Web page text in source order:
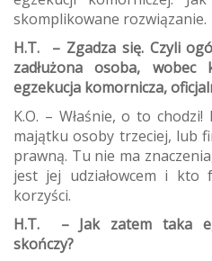
skomplikowane rozwiązanie.
H.T. – Zgadza się. Czyli
zadłużona osoba,
egzekucja komornicza,
K.O. – Właśnie, o to
majątku osoby trzeciej, lub
prawną. Tu nie ma
jest jej udziałowcem i kto
korzyści.
H.T. – Jak zatem taka
skończy?